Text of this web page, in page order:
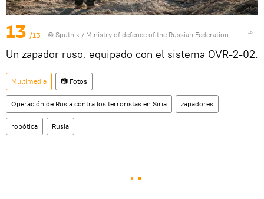
13 /13 © Sputnik / Ministry of defence of the Russian Federation
Un zapador ruso, equipado con el sistema OVR-2-02.
Multimedia 📷 Fotos
Operación de Rusia contra los terroristas en Siria zapadores
robótica Rusia